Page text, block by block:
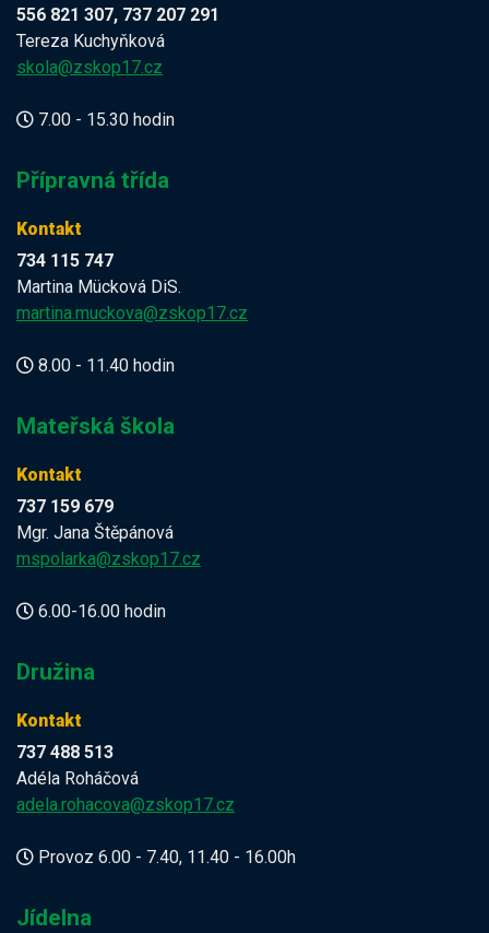
556 821 307, 737 207 291
Tereza Kuchyňková
skola@zskop17.cz
7.00 - 15.30 hodin
Přípravná třída
Kontakt
734 115 747
Martina Mücková DiS.
martina.muckova@zskop17.cz
8.00 - 11.40 hodin
Mateřská škola
Kontakt
737 159 679
Mgr. Jana Štěpánová
mspolarka@zskop17.cz
6.00-16.00 hodin
Družina
Kontakt
737 488 513
Adéla Roháčová
adela.rohacova@zskop17.cz
Provoz 6.00 - 7.40, 11.40 - 16.00h
Jídelna